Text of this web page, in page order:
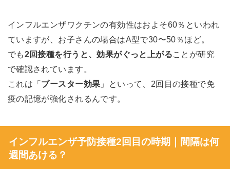
インフルエンザワクチンの有効性はおよそ60％といわれ
ていますが、お子さんの場合はA型で30〜50％ほど。
でも2回接種を行うと、効果がぐっと上がることが研究
で確認されています。
これは「ブースター効果 」といって、2回目の接種で免
疫の記憶が強化されるんです。
インフルエンザ予防接種2回目の時期｜間隔は何
週間あける？